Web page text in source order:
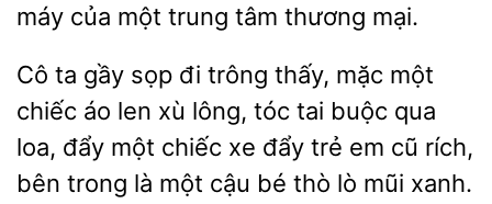
máy
một trung tâm thương
Cô ta gầy sọp đi
thấy, mặc
chiếc
len xù lông, tóc tai buộc qua
loa, đẩy một chiếc xe đẩy trẻ em cũ rích,
bên trong là một cậu bé thò lò mũi xanh.